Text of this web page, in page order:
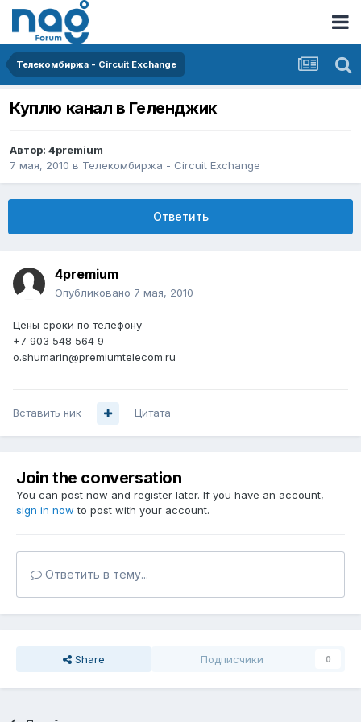
Телекомбиржа - Circuit Exchange
Куплю канал в Геленджик
Автор: 4premium
7 мая, 2010 в Телекомбиржа - Circuit Exchange
Ответить
4premium
Опубликовано 7 мая, 2010
Цены сроки по телефону
+7 903 548 564 9
o.shumarin@premiumtelecom.ru
Вставить ник Цитата
Join the conversation
You can post now and register later. If you have an account,
sign in now to post with your account.
Ответить в тему...
Share Подписчики 0